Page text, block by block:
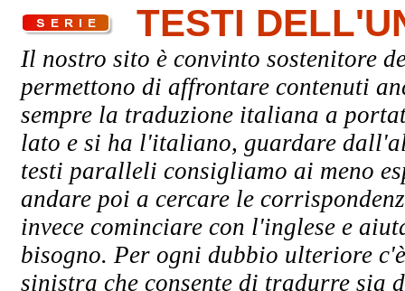
TESTI
Il nostro sito è convinto sostenitore
permettono di affrontare contenuti
sempre la traduzione italiana a
lato e si ha l'italiano, guardare
testi paralleli consigliamo ai meno
andare poi a cercare le
invece cominciare con l'inglese e
bisogno. Per ogni dubbio ulteriore
sinistra che consente di tradurre